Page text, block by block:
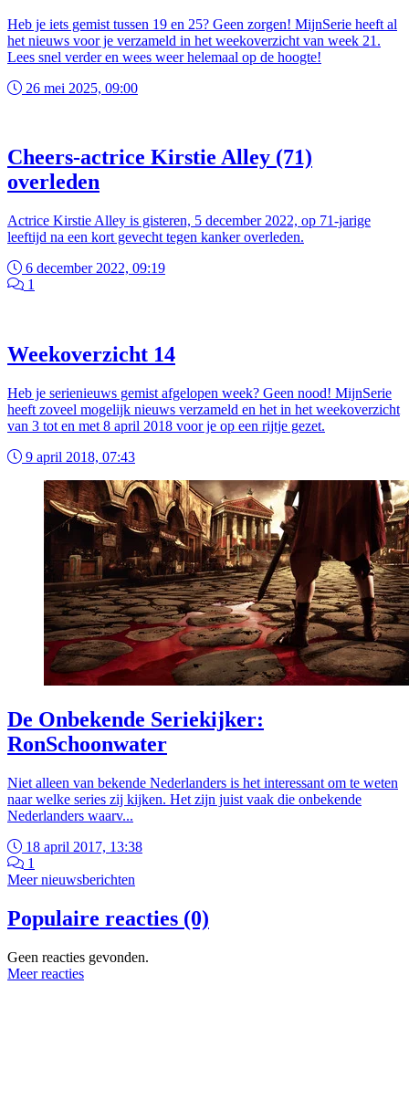
Heb je iets gemist tussen 19 en 25? Geen zorgen! MijnSerie heeft al
het nieuws voor je verzameld in het weekoverzicht van week 21.
Lees snel verder en wees weer helemaal op de hoogte!
26 mei 2025, 09:00
Cheers-actrice Kirstie Alley (71)
overleden
Actrice Kirstie Alley is gisteren, 5 december 2022, op 71-jarige
leeftijd na een kort gevecht tegen kanker overleden.
6 december 2022, 09:19
1
Weekoverzicht 14
Heb je serienieuws gemist afgelopen week? Geen nood! MijnSerie
heeft zoveel mogelijk nieuws verzameld en het in het weekoverzicht
van 3 tot en met 8 april 2018 voor je op een rijtje gezet.
9 april 2018, 07:43
De Onbekende Seriekijker:
RonSchoonwater
Niet alleen van bekende Nederlanders is het interessant om te weten
naar welke series zij kijken. Het zijn juist vaak die onbekende
Nederlanders waarv...
18 april 2017, 13:38
1
Meer nieuwsberichten
Populaire reacties (0)
Geen reacties gevonden.
Meer reacties